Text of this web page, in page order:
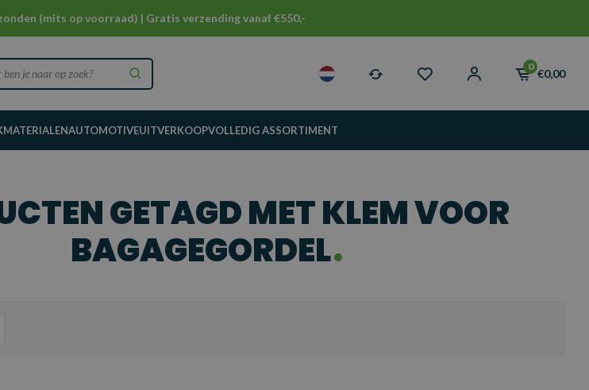
(mits op voorraad) | Gratis verzending vanaf €550,-
0
€0,00
AUTOMOTIVEUITVERKOOPVOLLEDIG ASSORTIMENT
GETAGD MET KLEM VOOR
BAGAGEGORDEL